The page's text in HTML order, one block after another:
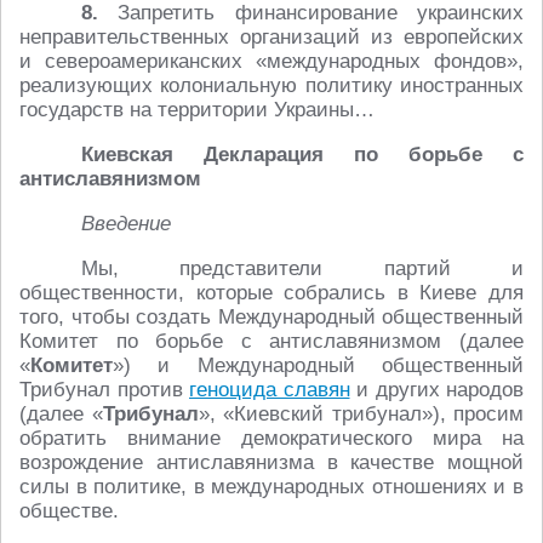
8. Запретить финансирование украинских
неправительственных организаций из европейских
и североамериканских «международных фондов»,
реализующих колониальную политику иностранных
государств на территории Украины…
Киевская Декларация по борьбе с
антиславянизмом
Введение
Мы, представители партий и
общественности, которые собрались в Киеве для
того, чтобы создать Международный общественный
Комитет по борьбе с антиславянизмом (далее
«Комитет») и Международный общественный
Трибунал против геноцида славяни других народов
(далее «Трибунал», «Киевский трибунал»), просим
обратить внимание демократического мира на
возрождение антиславянизма в качестве мощной
силы в политике, в международных отношениях и в
обществе.